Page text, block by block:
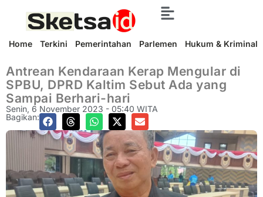
Home Terkini Pemerintahan Parlemen Hukum & Kriminal
Antrean Kendaraan Kerap Mengular di
SPBU, DPRD Kaltim Sebut Ada yang
Sampai Berhari-hari
Senin, 6 November 2023 - 05:40 WITA
Bagikan: